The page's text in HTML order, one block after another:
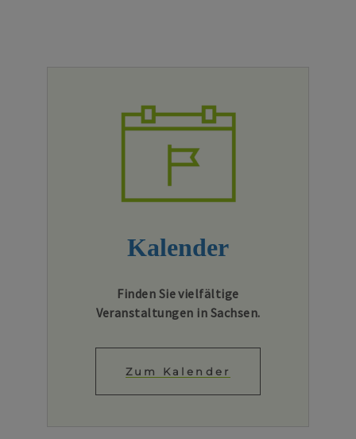
Kalender
Finden Sie vielfältige
Veranstaltungen in Sachsen.
Zum Kalender